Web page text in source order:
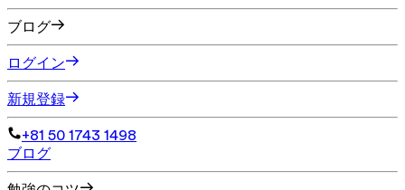
ブログ
ログイン
新規登録
+81 50 1743 1498
ブログ